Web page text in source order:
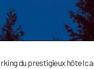
du prestigieux hôtel